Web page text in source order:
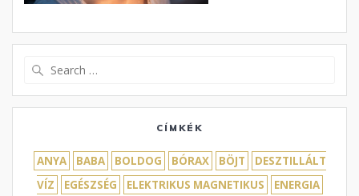
CÍMKÉK
ANYA BABA BOLDOG BÓRAX BÖJT
DESZTILLÁLT
VÍZ
EGÉSZSÉG ELEKTRIKUS MAGNETIKUS
ENERGIA